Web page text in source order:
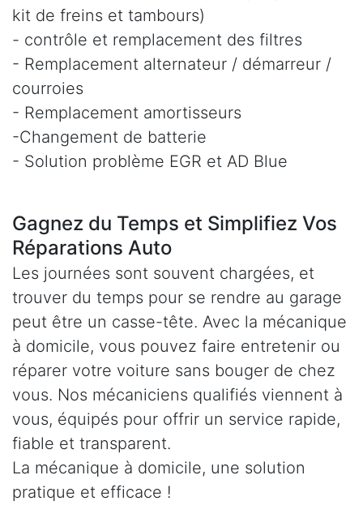
kit de freins et tambours)
- contrôle et remplacement des filtres
- Remplacement alternateur / démarreur /
courroies
- Remplacement amortisseurs
-Changement de batterie
- Solution problème EGR et AD Blue
Gagnez du Temps et Simplifiez Vos
Réparations Auto
Les journées sont souvent chargées, et
trouver du temps pour se rendre au garage
peut être un casse-tête. Avec la mécanique
à domicile, vous pouvez faire entretenir ou
réparer votre voiture sans bouger de chez
vous. Nos mécaniciens qualifiés viennent à
vous, équipés pour offrir un service rapide,
fiable et transparent.
La mécanique à domicile, une solution
pratique et efficace !